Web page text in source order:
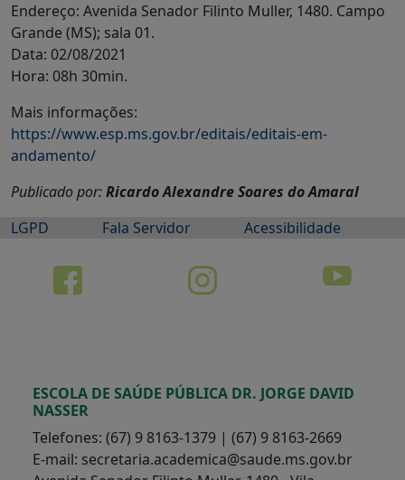
Endereço: Avenida Senador Filinto Muller, 1480. Campo
Grande (MS); sala 01.
Data: 02/08/2021
Hora: 08h 30min.
Mais informações:
https://www.esp.ms.gov.br/editais/editais-em-
andamento/
Publicado por:Ricardo Alexandre Soares do Amaral
LGPD
Fala Servidor Acessibilidade
ESCOLA DE SAÚDE PÚBLICA DR. JORGE DAVID
NASSER
Telefones: (67) 9 8163-1379 | (67) 9 8163-2669
E-mail: secretaria.academica@saude.ms.gov.br